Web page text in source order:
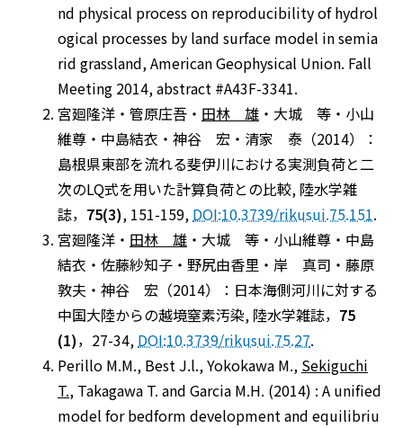
nd physical process on reproducibility of hydrol
ogical processes by land surface model in semia
rid grassland, American Geophysical Union. Fall
Meeting 2014, abstract #A43F-3341.
宮廻隆洋・管原庄吾・ 田林 雄 ・大城 等・小山
維尊・中島結衣・神谷 宏・清家 泰（2014）：
島根県東部を流れる斐伊川における実測負荷と二
次のLQ式を用いた計算負荷との比較, 陸水学雑
誌， 75(3), 151-159, DOI:10.3739/rikusui.75.151.
宮廻隆洋・ 田林 雄 ・大城 等・小山維尊・中島
結衣・佐藤紗知子・野尻由香里・岸 真司・藤原
敦夫・神谷 宏（2014）：日本海側河川に対する
中国大陸からの越境窒素汚染, 陸水学雑誌， 75
(1)，27-34, DOI:10.3739/rikusui.75.27.
Perillo M.M., Best J.l., Yokokawa M., Sekiguchi
T., Takagawa T. and Garcia M.H. (2014) : A unified
model for bedform development and equilibriu